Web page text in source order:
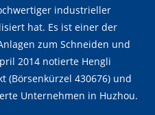
industrieller
hat. Es ist einer der
zum Schneiden und
2014 notierte Hengli
(Börsenkürzel 430676) und
Unternehmen in Huzhou.